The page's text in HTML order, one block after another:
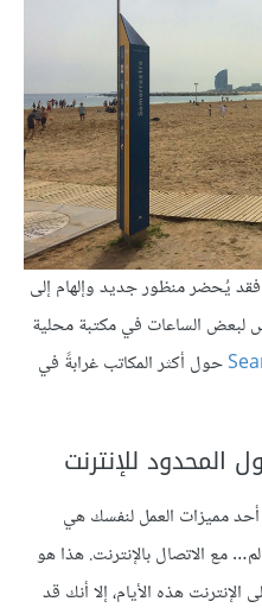
يُحضر منظور جديد وإلهام إلى
لبعض الساعات في مكتبة محلية
حول أكثر المكاتب غرابةً في
مميزات العمل لنفسك هي
مع الاتصال بالإنترنت. هذا هو
هذه الأيام، إلا أنك قد